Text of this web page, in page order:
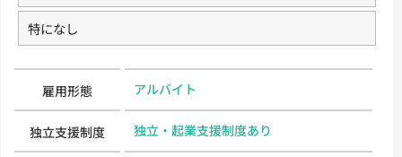
特になし
雇用形態 アルバイト
独立支援制度 独立・起業支援制度あり